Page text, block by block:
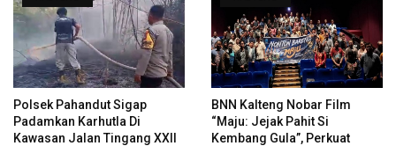
Polsek Pahandut Sigap
Padamkan Karhutla Di
Kawasan Jalan Tingang XXII
BNN Kalteng Nobar Film
“Maju: Jejak Pahit Si
Kembang Gula”, Perkuat